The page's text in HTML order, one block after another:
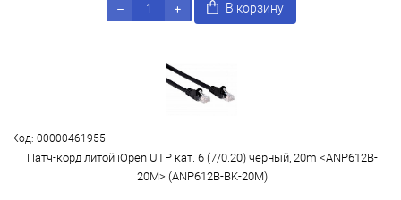
В корзину
Код: 00000461955
Патч-корд литой iOpen UTP кат. 6 (7/0.20) черный, 20m <ANP612B-
20M> (ANP612B-BK-20M)